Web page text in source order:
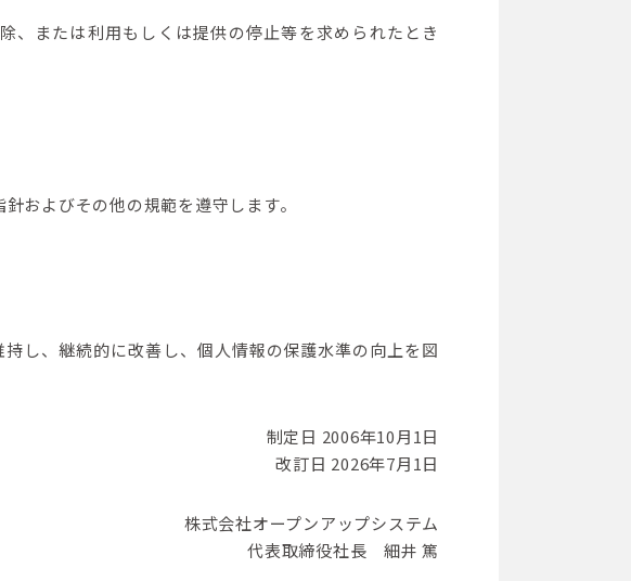
、または利用もしくは提供の停止等を求められたとき
およびその他の規範を遵守します。
し、継続的に改善し、個人情報の保護水準の向上を図
制定日 2006年10月1日
改訂日 2026年7月1日
株式会社オープンアップシステム
代表取締役社長 細井 篤